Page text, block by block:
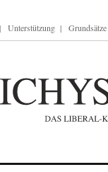
Unterstützung Grundsätze